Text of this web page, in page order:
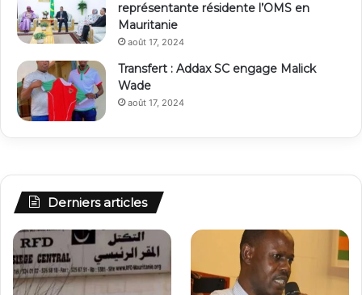
représentante résidente l’OMS en
Mauritanie
août 17, 2024
Transfert : Addax SC engage Malick
Wade
août 17, 2024
Derniers articles